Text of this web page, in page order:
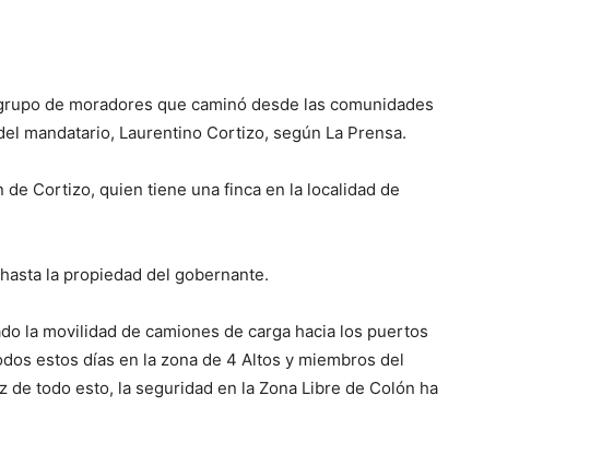
de moradores que caminó desde las comunidades
mandatario, Laurentino Cortizo, según La Prensa.
Cortizo, quien tiene una finca en la localidad de
la propiedad del gobernante.
la movilidad de camiones de carga hacia los puertos
estos días en la zona de 4 Altos y miembros del
todo esto, la seguridad en la Zona Libre de Colón ha